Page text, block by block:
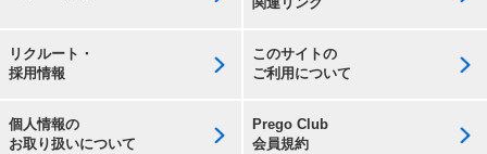
リクルート・
採用情報
このサイトの
ご利用について
個人情報の
お取り扱いについて
Prego Club
会員規約